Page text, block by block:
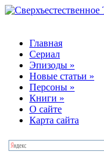
Главная
Сериал
Эпизоды »
Новые статьи »
Персоны »
Книги »
О сайте
Карта сайта